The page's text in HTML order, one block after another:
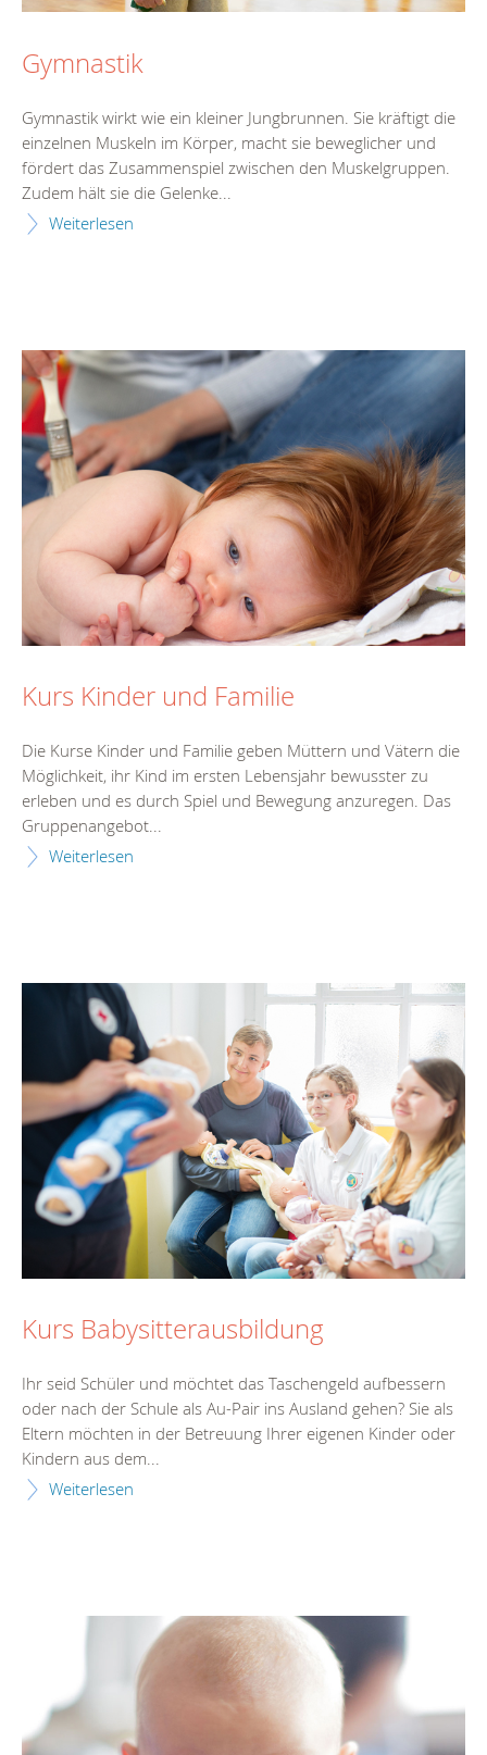
Gymnastik
Gymnastik wirkt wie ein kleiner Jungbrunnen. Sie kräftigt die
einzelnen Muskeln im Körper, macht sie beweglicher und
fördert das Zusammenspiel zwischen den Muskelgruppen.
Zudem hält sie die Gelenke...
Weiterlesen
Kurs Kinder und Familie
Die Kurse Kinder und Familie geben Müttern und Vätern die
Möglichkeit, ihr Kind im ersten Lebensjahr bewusster zu
erleben und es durch Spiel und Bewegung anzuregen. Das
Gruppenangebot...
Weiterlesen
Kurs Babysitterausbildung
Ihr seid Schüler und möchtet das Taschengeld aufbessern
oder nach der Schule als Au-Pair ins Ausland gehen? Sie als
Eltern möchten in der Betreuung Ihrer eigenen Kinder oder
Kindern aus dem...
Weiterlesen